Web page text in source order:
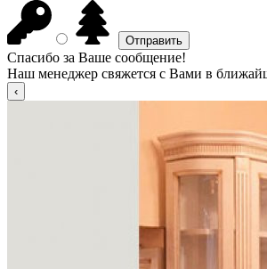
Спасибо за Ваше сообщение!
Наш менеджер свяжется с Вами в